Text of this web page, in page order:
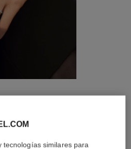
de la pieza
tecnologías similares para